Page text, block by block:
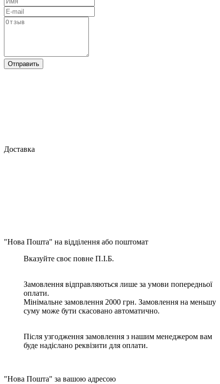
Отправить
Доставка
"Нова Пошта" на відділення або поштомат
Вказуйте своє повне П.І.Б.
Замовлення відправляються лише за умови попередньої
оплати.
Мінімальне замовлення 2000 грн. Замовлення на меньшу
суму може бути скасовано автоматично.
Після узгодження замовлення з нашим менеджером вам
буде надіслано реквізити для оплати.
"Нова Пошта" за вашою адресою